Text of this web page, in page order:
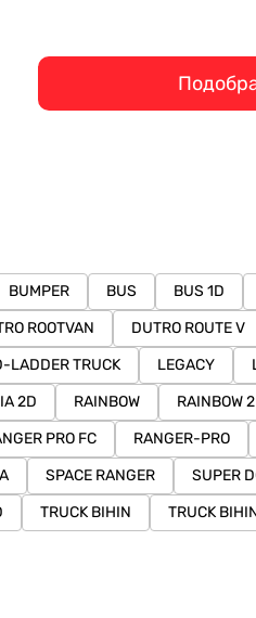
BUMPER BUS BUS 1D
ROOTVAN DUTRO ROUTE V
LADDER TRUCK LEGACY
2D RAINBOW RAINBOW 2
PRO FC RANGER-PRO
SPACE RANGER
SUPER
TRUCK BIHIN TRUCK